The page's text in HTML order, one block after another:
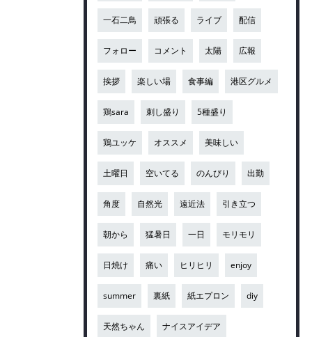
一石二鳥 頑張る ライブ 配信
フォロー コメント 太陽 広報
挨拶 楽しい場 食事編 港区グルメ
鶏sara 刺し盛り 5種盛り
鶏ユッケ オススメ 美味しい
土曜日 空いてる のんびり 出勤
角度 自然光 遠近法 引き立つ
朝から 猛暑日 一日 モリモリ
日焼け 痛い ヒリヒリ enjoy
summer 裏紙 紙エプロン diy
天然ちゃん ナイスアイデア